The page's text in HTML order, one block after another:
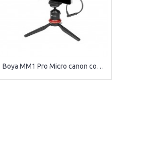
Boya MM1 Pro Micro canon compact Cardioide à condensateur